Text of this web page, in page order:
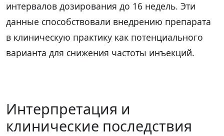
интервалов дозирования до 16 недель. Эти
данные способствовали внедрению препарата
в клиническую практику как потенциального
варианта для снижения частоты инъекций.
Интерпретация и
клинические последствия